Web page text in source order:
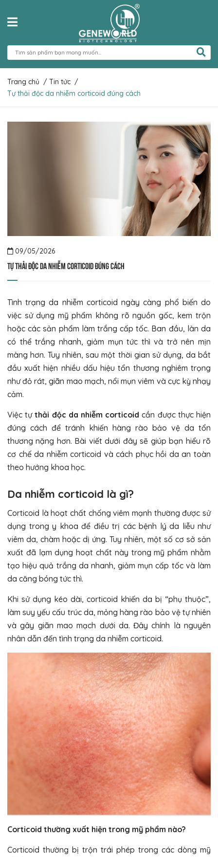
Trang chủ / Tin tức /
Tự thải độc da nhiễm corticoid đúng cách
09/05/2026
Tự thải độc da nhiễm corticoid đúng cách
Tình trạng da nhiễm corticoid ngày càng phổ biến do
việc sử dụng mỹ phẩm không rõ nguồn gốc, kem trộn
hoặc các sản phẩm làm trắng cấp tốc. Ban đầu, làn da
có thể trắng nhanh, giảm mụn tức thì và trở nên mịn
màng hơn. Tuy nhiên, sau một thời gian sử dụng, da bắt
đầu xuất hiện nhiều dấu hiệu tổn thương nghiêm trọng
như đỏ rát, giãn mao mạch, nổi mụn viêm và cực kỳ nhạy
cảm.
Việc tựthải độc da nhiễm corticoid cần được thực hiện
đúng cách để tránh khiến hàng rào bảo vệ da tổn
thương nặng hơn. Bài viết dưới đây sẽ giúp bạn hiểu rõ
cơ chế da nhiễm corticoid và cách phục hồi da an toàn
theo hướng khoa học.
Da nhiễm corticoid là gì?
Corticoid là hoạt chất chống viêm mạnh thường được sử
dụng trong y khoa để điều trị các bệnh lý da liễu như
viêm da, chàm hoặc dị ứng. Tuy nhiên, một số cơ sở sản
xuất đã lạm dụng hoạt chất này trong mỹ phẩm nhằm
tạo hiệu quả trắng da nhanh, giảm mụn cấp tốc và làm
da căng bóng tức thì.
Khi sử dụng kéo dài, corticoid khiến da bị “phụ thuộc”,
làm suy yếu cấu trúc da, mỏng hàng rào bảo vệ tự nhiên
và gây giãn mao mạch dưới da. Đây chính là nguyên
nhân dẫn đến tình trạng da nhiễm corticoid.
Corticoid thường xuất hiện trong mỹ phẩm nào?
Corticoid thường bị trộn trái phép trong các dòng mỹ